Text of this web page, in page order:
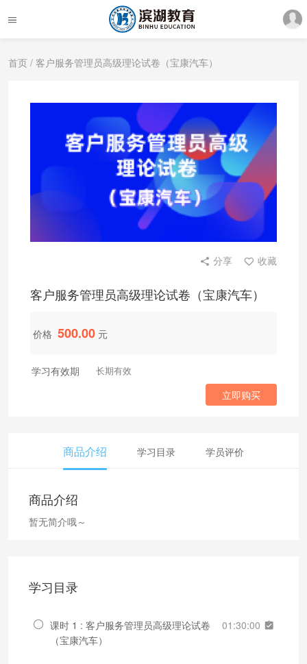
首页 / 客户服务管理员高级理论试卷（宝康汽车）
分享 收藏
客户服务管理员高级理论试卷（宝康汽车）
价格 500.00 元
学习有效期 长期有效
立即购买
商品介绍 学习目录 学员评价
商品介绍
暂无简介哦～
学习目录
课时 1 : 客户服务管理员高级理论试卷
（宝康汽车）
01:30:00